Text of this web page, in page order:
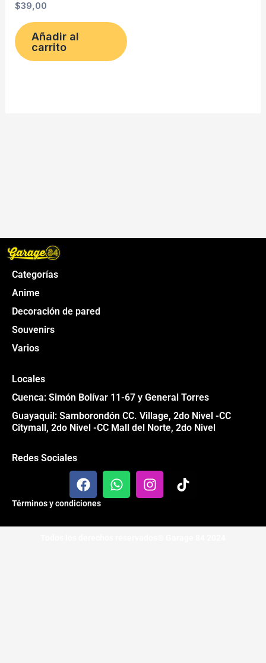
$39,00
Añadir al
carrito
Categorías
Anime
Decoración de pared
Souvenirs
Varios
Locales
Cuenca: Simón Bolívar 11-67 y General Torres
Guayaquil: Samborondón CC. Village, 2do Nivel -CC
Citymall, 2do Nivel -CC Mall del Norte, 2do Nivel
Redes Sociales
F
a
c
b
W
h
s
I
n
a
T
i
o
Términos y condiciones